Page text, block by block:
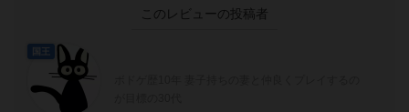
このレビューの投稿者
国王